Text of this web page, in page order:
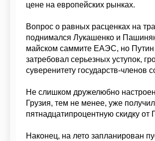
цене на европейских рынках.
Вопрос о равных расценках на
поднимался Лукашенко и
майском саммите ЕАЭС, но
затребовал серьезных уступок,
суверенитету государств-членов
Не слишком дружелюбно
Грузия, тем не менее, уже
пятнадцатипроцентную скидку от
Наконец, на лето запланирован